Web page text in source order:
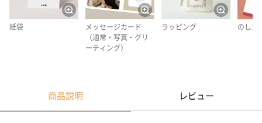
紙袋
メッセージカード
（通常・写真・グリ
ーティング）
ラッピング のしカ
商品説明 レビュー